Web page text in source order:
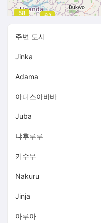
58 62
주변 도시
Jinka
Adama
아디스아바바
Juba
냐후루루
키수무
Nakuru
Jinja
아루아